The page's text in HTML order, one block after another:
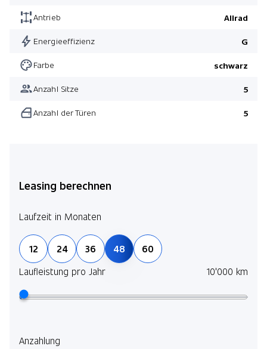
Antrieb Allrad
Energieeffizienz G
Farbe schwarz
Anzahl Sitze 5
Anzahl der Türen 5
Leasing berechnen
Laufzeit in Monaten
12 24 36 48
60
Laufleistung pro Jahr
10'000 km
Anzahlung